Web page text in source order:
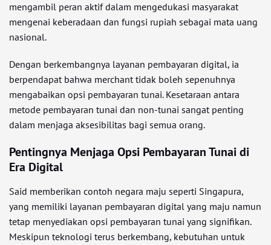
mengambil peran aktif dalam mengedukasi masyarakat
mengenai keberadaan dan fungsi rupiah sebagai mata uang
nasional.
Dengan berkembangnya layanan pembayaran digital, ia
berpendapat bahwa merchant tidak boleh sepenuhnya
mengabaikan opsi pembayaran tunai. Kesetaraan antara
metode pembayaran tunai dan non-tunai sangat penting
dalam menjaga aksesibilitas bagi semua orang.
Pentingnya Menjaga Opsi Pembayaran Tunai di
Era Digital
Said memberikan contoh negara maju seperti Singapura,
yang memiliki layanan pembayaran digital yang maju namun
tetap menyediakan opsi pembayaran tunai yang signifikan.
Meskipun teknologi terus berkembang, kebutuhan untuk